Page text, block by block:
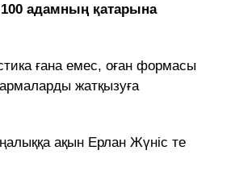
адамның қатарына
ғана емес, оған формасы
жатқызуға
ақын Ерлан Жүніс те